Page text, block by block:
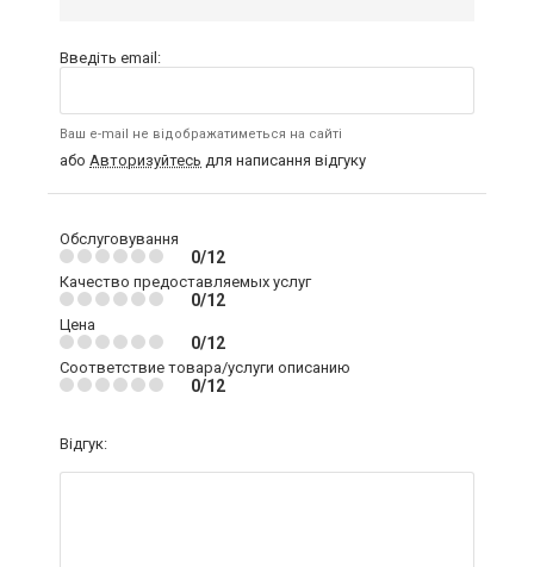
Введіть email:
Ваш e-mail не відображатиметься на сайті
або Авторизуйтесь для написання відгуку
Обслуговування
0/12
Качество предоставляемых услуг
0/12
Цена
0/12
Соответствие товара/услуги описанию
0/12
Відгук: